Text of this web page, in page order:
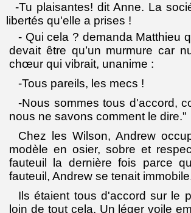
-Tu plaisantes! dit Anne. La
libertés qu'elle a prises !
- Qui cela ? demanda Matthieu
devait être qu’un murmure car
chœur qui vibrait, unanime :
-Tous pareils, les mecs !
-Nous sommes tous d'accord,
nous ne savons comment le dire."
Chez les Wilson, Andrew
modèle en osier, sobre et
fauteuil la dernière fois parce
fauteuil, Andrew se tenait
Ils étaient tous d'accord sur le
loin de tout cela. Un léger voile